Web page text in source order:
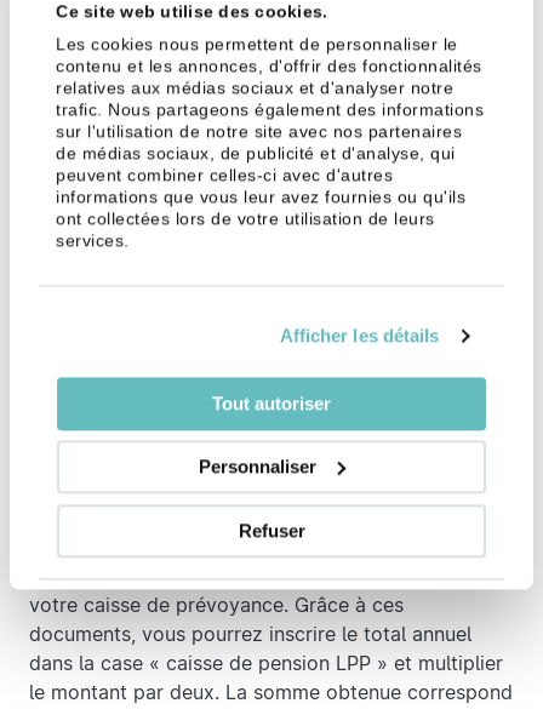
Ce site web utilise des cookies.
Les cookies nous permettent de personnaliser le
contenu et les annonces, d'offrir des fonctionnalités
relatives aux médias sociaux et d'analyser notre
trafic. Nous partageons également des informations
sur l'utilisation de notre site avec nos partenaires
de médias sociaux, de publicité et d'analyse, qui
peuvent combiner celles-ci avec d'autres
informations que vous leur avez fournies ou qu'ils
ont collectées lors de votre utilisation de leurs
services.
Afficher les détails
Tout autoriser
Personnaliser
Refuser
Si letaux de conversion est séparé, le capital
vieillesse est divisé en deux parts (obligatoire et
surobligatoire) comme expliqué plus haut. Dans ce
cas, le calcul se fait en deux parts distinctes :
Part obligatoire : CHF 360 000 x 6,8 % = 24
480
Part surobligatoire : CHF 240 000 x 5,4 % = 12
440 (CHF 24 480 + CHF 12 960) avec un taux de
conversion splitté.
Calcul du capital
Pour calculer le montant du capital de votre 2e
pilier, votre employeur devra vous fournir une
munir de votrecertificat d’avoir vieillessefourni par
votre caisse de prévoyance. Grâce à ces
documents, vous pourrez inscrire le total annuel
dans la case « caisse de pension LPP » et multiplier
le montant par deux. La somme obtenue correspond